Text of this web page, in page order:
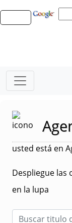
usted está en
Despliegue las
en la lupa